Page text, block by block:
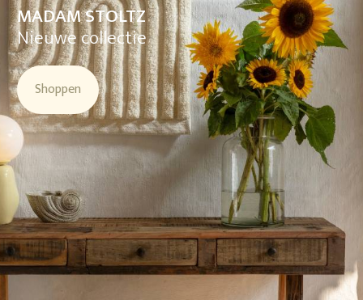
MADAM STOLTZ
Nieuwe collectie
Shoppen